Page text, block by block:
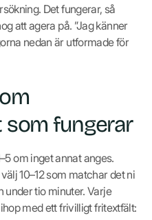
Det fungerar, så
att agera på. ”Jag känner
nedan är utformade för
fungerar
om inget annat anges.
10–12 som matchar det ni
under tio minuter. Varje
med ett frivilligt fritextfält: